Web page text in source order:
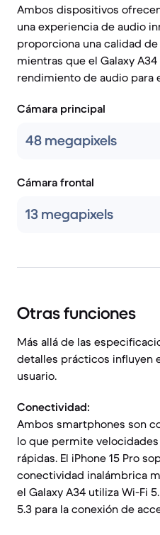
Ambos dispositivos
una experiencia de audio
proporciona una calidad
mientras que el Galaxy
rendimiento de audio para
Cámara principal
48 megapixels
Cámara frontal
13 megapixels
Otras funciones
Más allá de las
detalles prácticos influyen
usuario.
Conectividad:
Ambos smartphones son
lo que permite
rápidas. El iPhone 15 Pro
conectividad inalámbrica
el Galaxy A34 utiliza Wi-Fi
5.3 para la conexión de